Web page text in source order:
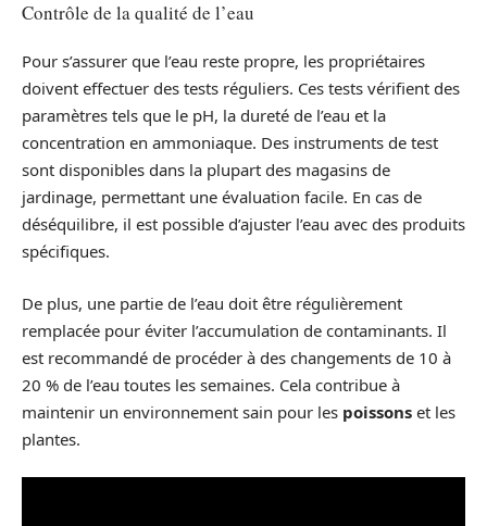
Contrôle de la qualité de l’eau
Pour s’assurer que l’eau reste propre, les propriétaires
doivent effectuer des tests réguliers. Ces tests vérifient des
paramètres tels que le pH, la dureté de l’eau et la
concentration en ammoniaque. Des instruments de test
sont disponibles dans la plupart des magasins de
jardinage, permettant une évaluation facile. En cas de
déséquilibre, il est possible d’ajuster l’eau avec des produits
spécifiques.
De plus, une partie de l’eau doit être régulièrement
remplacée pour éviter l’accumulation de contaminants. Il
est recommandé de procéder à des changements de 10 à
20 % de l’eau toutes les semaines. Cela contribue à
maintenir un environnement sain pour les poissons et les
plantes.